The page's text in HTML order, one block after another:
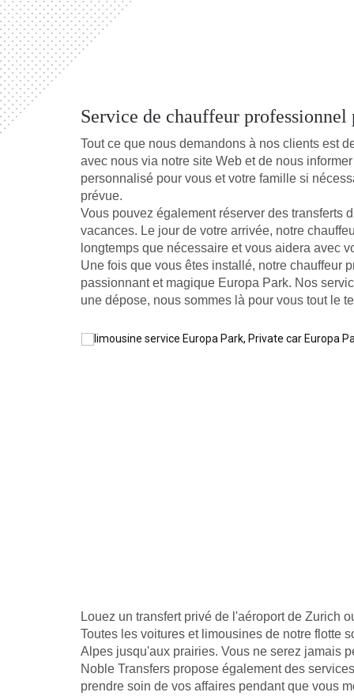
Le service de prise en charge et de
pour chaque type de voyageur. J'ai un
Service de chauffeur
Tout ce que nous demandons à nos clients est
avec nous via notre site Web et de nous
personnalisé pour vous et votre famille si
prévue.
Vous pouvez également réserver des transferts
vacances. Le jour de votre arrivée, notre
longtemps que nécessaire et vous aidera avec
Une fois que vous êtes installé, notre chauffeur
passionnant et magique Europa Park. Nos
une dépose, nous sommes là pour vous tout le
Louez un transfert privé de l'aéroport de Zurich
Toutes les voitures et limousines de notre flotte
Alpes jusqu'aux prairies. Vous ne serez jamais
Noble Transfers propose également des
prendre soin de vos affaires pendant que vous